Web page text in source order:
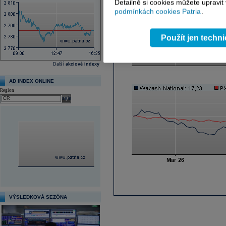
Další akciové indexy
AD INDEX ONLINE
Region
select
VÝSLEDKOVÁ SEZÓNA
Detailně si cookies můžete
podmínkách cookies Patria.
Použít jen